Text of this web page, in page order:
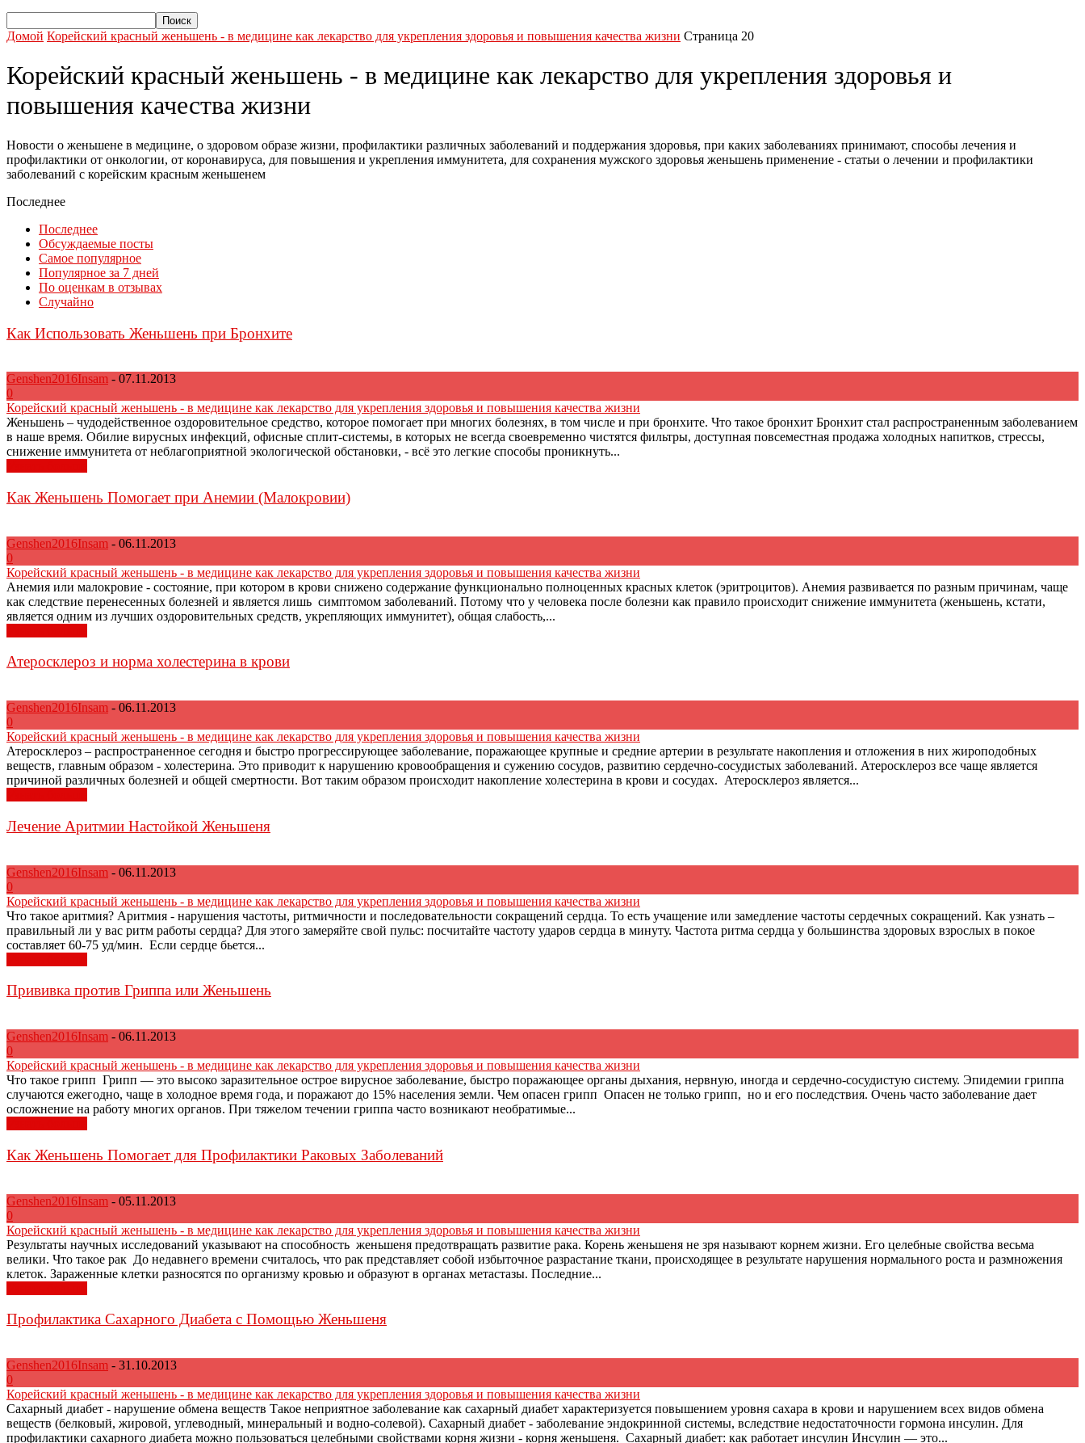
Домой Корейский красный женьшень - в медицине как лекарство для укрепления здоровья и повышения качества жизни Страница 20
Корейский красный женьшень - в медицине как лекарство для укрепления здоровья и
повышения качества жизни
Новости о женьшене в медицине, о здоровом образе жизни, профилактики различных заболеваний и поддержания здоровья, при каких заболеваниях принимают, способы лечения и
профилактики от онкологии, от коронавируса, для повышения и укрепления иммунитета, для сохранения мужского здоровья женьшень применение - статьи о лечении и профилактики
заболеваний с корейским красным женьшенем
Последнее
Последнее
Обсуждаемые посты
Самое популярное
Популярное за 7 дней
По оценкам в отзывах
Случайно
Как Использовать Женьшень при Бронхите
Genshen2016Insam - 07.11.2013
0
Корейский красный женьшень - в медицине как лекарство для укрепления здоровья и повышения качества жизни
Женьшень – чудодейственное оздоровительное средство, которое помогает при многих болезнях, в том числе и при бронхите. Что такое бронхит Бронхит стал распространенным заболеванием
в наше время. Обилие вирусных инфекций, офисные сплит-системы, в которых не всегда своевременно чистятся фильтры, доступная повсеместная продажа холодных напитков, стрессы,
снижение иммунитета от неблагоприятной экологической обстановки, - всё это легкие способы проникнуть...
Как Женьшень Помогает при Анемии (Малокровии)
Genshen2016Insam - 06.11.2013
0
Корейский красный женьшень - в медицине как лекарство для укрепления здоровья и повышения качества жизни
Анемия или малокровие - состояние, при котором в крови снижено содержание функционально полноценных красных клеток (эритроцитов). Анемия развивается по разным причинам, чаще
как следствие перенесенных болезней и является лишь симптомом заболеваний. Потому что у человека после болезни как правило происходит снижение иммунитета (женьшень, кстати,
является одним из лучших оздоровительных средств, укрепляющих иммунитет), общая слабость,...
Атеросклероз и норма холестерина в крови
Genshen2016Insam - 06.11.2013
0
Корейский красный женьшень - в медицине как лекарство для укрепления здоровья и повышения качества жизни
Атеросклероз – распространенное сегодня и быстро прогрессирующее заболевание, поражающее крупные и средние артерии в результате накопления и отложения в них жироподобных
веществ, главным образом - холестерина. Это приводит к нарушению кровообращения и сужению сосудов, развитию сердечно-сосудистых заболеваний. Атеросклероз все чаще является
причиной различных болезней и общей смертности. Вот таким образом происходит накопление холестерина в крови и сосудах. Атеросклероз является...
Лечение Аритмии Настойкой Женьшеня
Genshen2016Insam - 06.11.2013
0
Корейский красный женьшень - в медицине как лекарство для укрепления здоровья и повышения качества жизни
Что такое аритмия? Аритмия - нарушения частоты, ритмичности и последовательности сокращений сердца. То есть учащение или замедление частоты сердечных сокращений. Как узнать –
правильный ли у вас ритм работы сердца? Для этого замеряйте свой пульс: посчитайте частоту ударов сердца в минуту. Частота ритма сердца у большинства здоровых взрослых в покое
составляет 60-75 уд/мин. Если сердце бьется...
Прививка против Гриппа или Женьшень
Genshen2016Insam - 06.11.2013
0
Корейский красный женьшень - в медицине как лекарство для укрепления здоровья и повышения качества жизни
Что такое грипп Грипп — это высоко заразительное острое вирусное заболевание, быстро поражающее органы дыхания, нервную, иногда и сердечно-сосудистую систему. Эпидемии гриппа
случаются ежегодно, чаще в холодное время года, и поражают до 15% населения земли. Чем опасен грипп Опасен не только грипп, но и его последствия. Очень часто заболевание дает
осложнение на работу многих органов. При тяжелом течении гриппа часто возникают необратимые...
Как Женьшень Помогает для Профилактики Раковых Заболеваний
Genshen2016Insam - 05.11.2013
0
Корейский красный женьшень - в медицине как лекарство для укрепления здоровья и повышения качества жизни
Результаты научных исследований указывают на способность женьшеня предотвращать развитие рака. Корень женьшеня не зря называют корнем жизни. Его целебные свойства весьма
велики. Что такое рак До недавнего времени считалось, что рак представляет собой избыточное разрастание ткани, происходящее в результате нарушения нормального роста и размножения
клеток. Зараженные клетки разносятся по организму кровью и образуют в органах метастазы. Последние...
Профилактика Сахарного Диабета с Помощью Женьшеня
Genshen2016Insam - 31.10.2013
0
Корейский красный женьшень - в медицине как лекарство для укрепления здоровья и повышения качества жизни
Сахарный диабет - нарушение обмена веществ Такое неприятное заболевание как сахарный диабет характеризуется повышением уровня сахара в крови и нарушением всех видов обмена
веществ (белковый, жировой, углеводный, минеральный и водно-солевой). Сахарный диабет - заболевание эндокринной системы, вследствие недостаточности гормона инсулин. Для
профилактики сахарного диабета можно пользоваться целебными свойствами корня жизни - корня женьшеня. Сахарный диабет: как работает инсулин Инсулин — это...